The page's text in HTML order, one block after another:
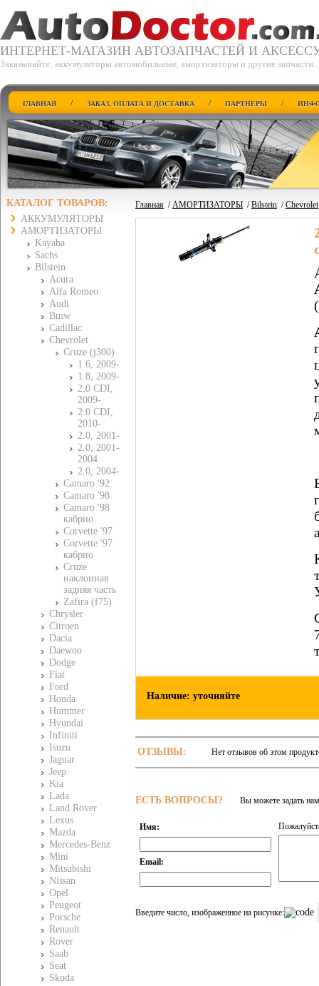
ИНТЕРНЕТ-МАГАЗИН АВТОЗАПЧАСТЕЙ И
Заказывайте: аккумуляторы автомобильные, амортизаторы и другие запчасти.
ГЛАВНАЯ / ЗАКАЗ, ОПЛАТА И ДОСТАВКА / ПАРТНЕРЫ /
КАТАЛОГ ТОВАРОВ:
АККУМУЛЯТОРЫ
АМОРТИЗАТОРЫ
Kayaba
Sachs
Bilstein
Acura
Alfa Romeo
Audi
Bmw
Cadillac
Chevrolet
Cruze (j300)
1.6, 2009-
1.8, 2009-
2.0 CDI,
2009-
2.0 CDI,
2010-
2.0, 2001-
2.0, 2001-
2004
2.0, 2004-
Camaro '92
Camaro '98
Camaro '98
кабрио
Corvette '97
Corvette '97
кабрио
Cruze
наклонная
задняя часть
Zafira (f75)
Chrysler
Citroen
Dacia
Daewoo
Dodge
Fiat
Ford
Honda
Hummer
Hyundai
Infiniti
Isuzu
Jaguar
Jeep
Kia
Lada
Land Rover
Lexus
Mazda
Mercedes-Benz
Mini
Mitsubishi
Nissan
Opel
Peugeot
Porsche
Renault
Rover
Saab
Seat
Skoda
Главная /АМОРТИЗАТОРЫ /Bilstein /Chevrolet
Наличие: уточняйте
ОТЗЫВЫ: Нет отзывов об этом
ЕСТЬ ВОПРОСЫ? Вы можете задать
Имя:
Email:
Введите число, изображенное на рисунке: